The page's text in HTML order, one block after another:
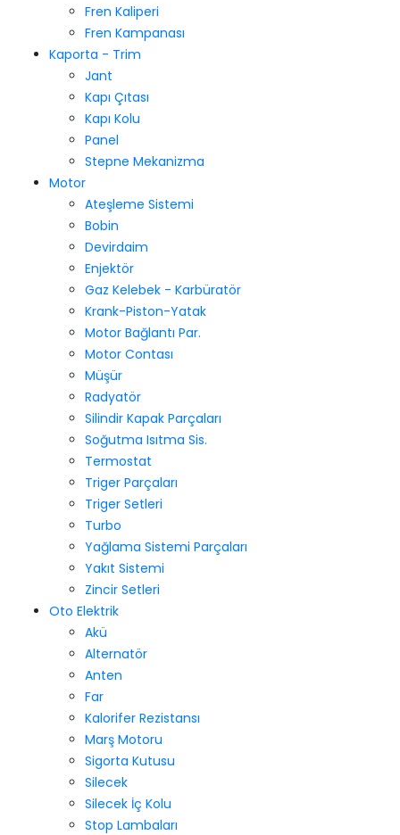
Fren Kaliperi
Fren Kampanası
Kaporta - Trim
Jant
Kapı Çıtası
Kapı Kolu
Panel
Stepne Mekanizma
Motor
Ateşleme Sistemi
Bobin
Devirdaim
Enjektör
Gaz Kelebek - Karbüratör
Krank-Piston-Yatak
Motor Bağlantı Par.
Motor Contası
Müşür
Radyatör
Silindir Kapak Parçaları
Soğutma Isıtma Sis.
Termostat
Triger Parçaları
Triger Setleri
Turbo
Yağlama Sistemi Parçaları
Yakıt Sistemi
Zincir Setleri
Oto Elektrik
Akü
Alternatör
Anten
Far
Kalorifer Rezistansı
Marş Motoru
Sigorta Kutusu
Silecek
Silecek İç Kolu
Stop Lambaları